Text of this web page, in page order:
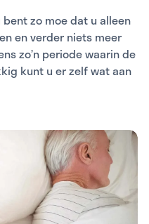
zo moe dat u alleen
en verder niets meer
zo’n periode waarin de
kunt u er zelf wat aan